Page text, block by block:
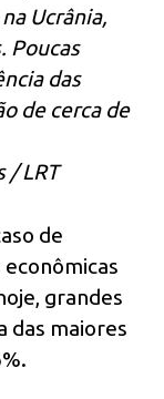
Ucrânia,
Poucas
das
de cerca de
/ LRT
de
econômicas
grandes
das maiores